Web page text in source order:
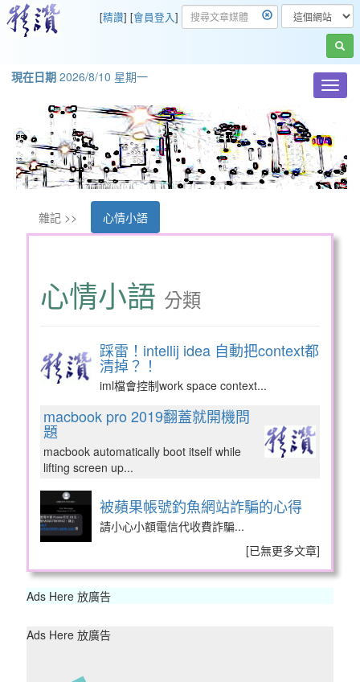
[精讚] [會員登入]
現在日期 2026/8/10 星期一
雜記 >> 心情小語
心情小語 分類
踩雷！intellij idea 自動把context都
清掉？！
iml檔會控制work space context...
macbook pro 2019翻蓋就開機問
題
macbook automatically boot itself while
lifting screen up...
被蘋果帳號釣魚網站詐騙的心得
請小心小額電信代收費詐騙...
[已無更多文章]
Ads Here 放廣告
Ads Here 放廣告